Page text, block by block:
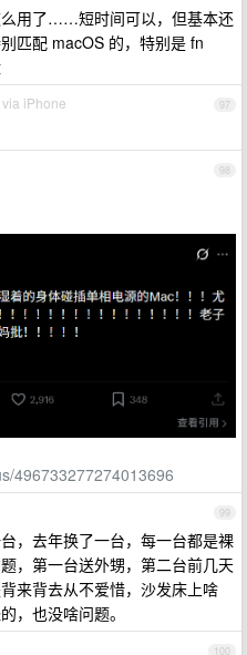
用了……短时间可以，但基本还
匹配 macOS 的，特别是 fn
97
iPhone
98
496733277274013696
99
，去年换了一台，每一台都是裸
，第一台送外甥，第二台前几天
来背去从不爱惜，沙发床上啥
，也没啥问题。
100